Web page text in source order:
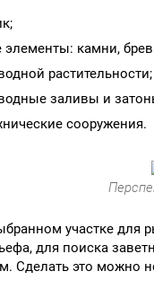
элементы: камни,
растительности;
заливы и
сооружения.
участке для
для поиска
Сделать это можно